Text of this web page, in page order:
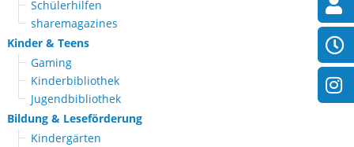
Schülerhilfen
sharemagazines
Kinder & Teens
Gaming
Kinderbibliothek
Jugendbibliothek
Bildung & Leseförderung
Kindergärten